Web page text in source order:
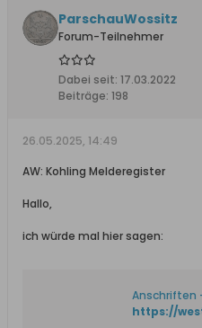
ParschauWossitz
Forum-Teilnehmer
Dabei seit: 17.03.2022
Beiträge: 198
26.05.2025, 14:49
AW: Kohling Melderegister
Hallo,
ich würde mal hier sagen: